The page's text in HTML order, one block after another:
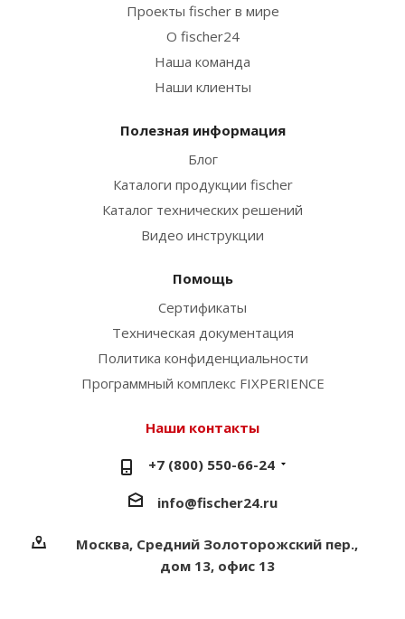
Проекты fischer в мире
О fischer24
Наша команда
Наши клиенты
Полезная информация
Блог
Каталоги продукции fischer
Каталог технических решений
Видео инструкции
Помощь
Сертификаты
Техническая документация
Политика конфиденциальности
Программный комплекс FIXPERIENCE
Наши контакты
+7 (800) 550-66-24
info@fischer24.ru
Москва, Средний Золоторожский пер.,
дом 13, офис 13